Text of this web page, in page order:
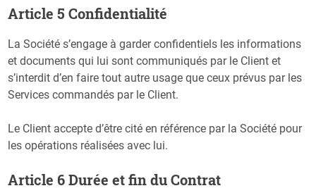
Article 5 Confidentialité
La Société s’engage à garder confidentiels les informations
et documents qui lui sont communiqués par le Client et
s’interdit d’en faire tout autre usage que ceux prévus par les
Services commandés par le Client.
Le Client accepte d’être cité en référence par la Société pour
les opérations réalisées avec lui.
Article 6 Durée et fin du Contrat